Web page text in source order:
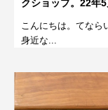
クショップ。22年
こんにちは。てなら
身近な...